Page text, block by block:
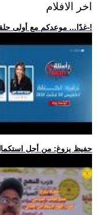
اخر الافلام
.. غدًا... موعدكم مع أولى حلقات برنامج -أسئلة حارقة-!
.. حفيظ يزوغ: من أجل